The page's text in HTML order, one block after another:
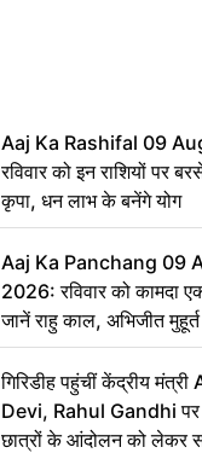
Aaj Ka Rashifal 09
रविवार को इन राशियों पर
कृपा, धन लाभ के बनेंगे योग
Aaj Ka Panchang 09
2026: रविवार को कामदा
जानें राहु काल, अभिजीत
गिरिडीह पहुंचीं केंद्रीय
Devi, Rahul Gandhi पर
छात्रों के आंदोलन को लेकर